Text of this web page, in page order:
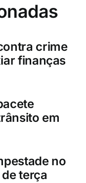
crime
finanças
em
no
terça